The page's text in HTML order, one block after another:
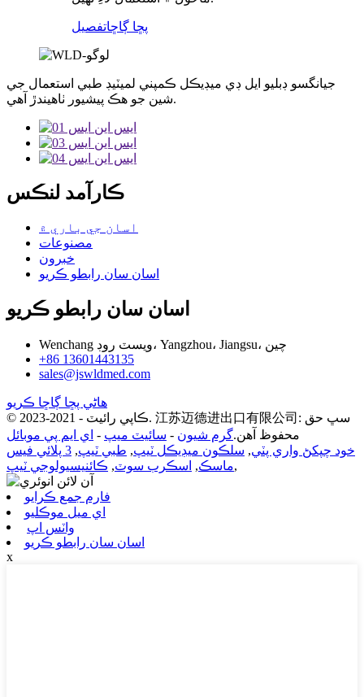
پڇا ڳاڇاتفصيل
جيانگسو ڊبليو ايل ڊي ميڊيڪل ڪمپني لميٽيڊ طبي استعمال جي
شين جو هڪ پيشيور ٺاهيندڙ آهي.
ڪارآمد لنڪس
اسان جي باري ۾
مصنوعات
خبرون
اسان سان رابطو ڪريو
اسان سان رابطو ڪريو
Wenchang ويسٽ روڊ، Yangzhou، Jiangsu، چين
+86 13601443135
sales@jswldmed.com
هاڻي پڇا ڳاڇا ڪريو
© ڪاپي رائيٽ - 2021-2023. 江苏迈德进出口有限公司: سڀ حق
محفوظ آهن.گرم شيون - سائيٽ ميپ - اي ايم پي موبائل
خود چپکڻ واري پٽي, سلڪون ميڊيڪل ٽيپ, طبي ٽيپ,
3 پلائي فيس
ماسڪ, اسڪرب سوٽ, ڪائنيسيولوجي ٽيپ ,
فارم جمع ڪرايو
اي ميل موڪليو
واٽس اپ
اسان سان رابطو ڪريو
x